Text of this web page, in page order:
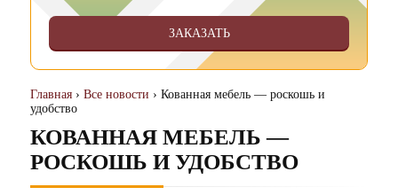
ЗАКАЗАТЬ
Главная › Все новости › Кованная мебель — роскошь и
удобство
КОВАННАЯ МЕБЕЛЬ —
РОСКОШЬ И УДОБСТВО